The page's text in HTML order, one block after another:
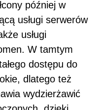
później w
usługi serwerów
usługi
W tamtym
dostępu do
dlatego też
wydzierżawić